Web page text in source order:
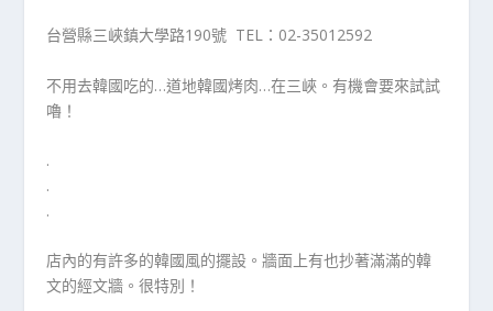
台營縣三峽鎮大學路190號 TEL：02-35012592
不用去韓國吃的…道地韓國烤肉…在三峽。有機會要來試試
嚕！
.
.
.
店內的有許多的韓國風的擺設。牆面上有也抄著滿滿的韓
文的經文牆。很特別！